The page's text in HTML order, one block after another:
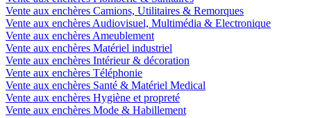
Vente aux enchères Camions, Utilitaires & Remorques
Vente aux enchères Audiovisuel, Multimédia & Electronique
Vente aux enchères Ameublement
Vente aux enchères Matériel industriel
Vente aux enchères Intérieur & décoration
Vente aux enchères Téléphonie
Vente aux enchères Santé & Matériel Medical
Vente aux enchères Hygiène et propreté
Vente aux enchères Mode & Habillement